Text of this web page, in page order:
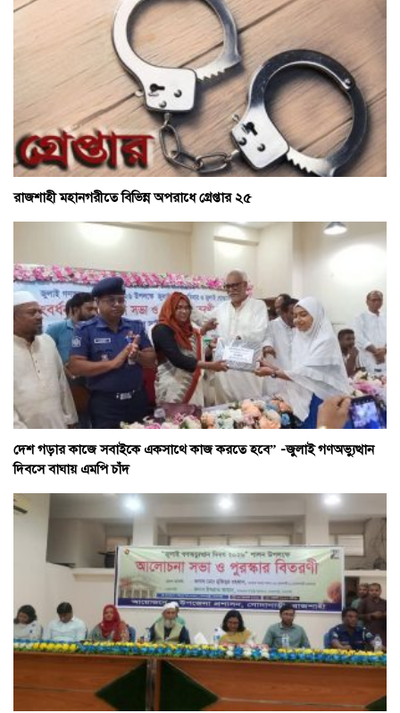
রাজশাহী মহানগরীতে বিভিন্ন অপরাধে গ্রেপ্তার ২৫
দেশ গড়ার কাজে সবাইকে একসাথে কাজ করতে হবে” -জুলাই গণঅভ্যুত্থান
দিবসে বাঘায় এমপি চাঁদ